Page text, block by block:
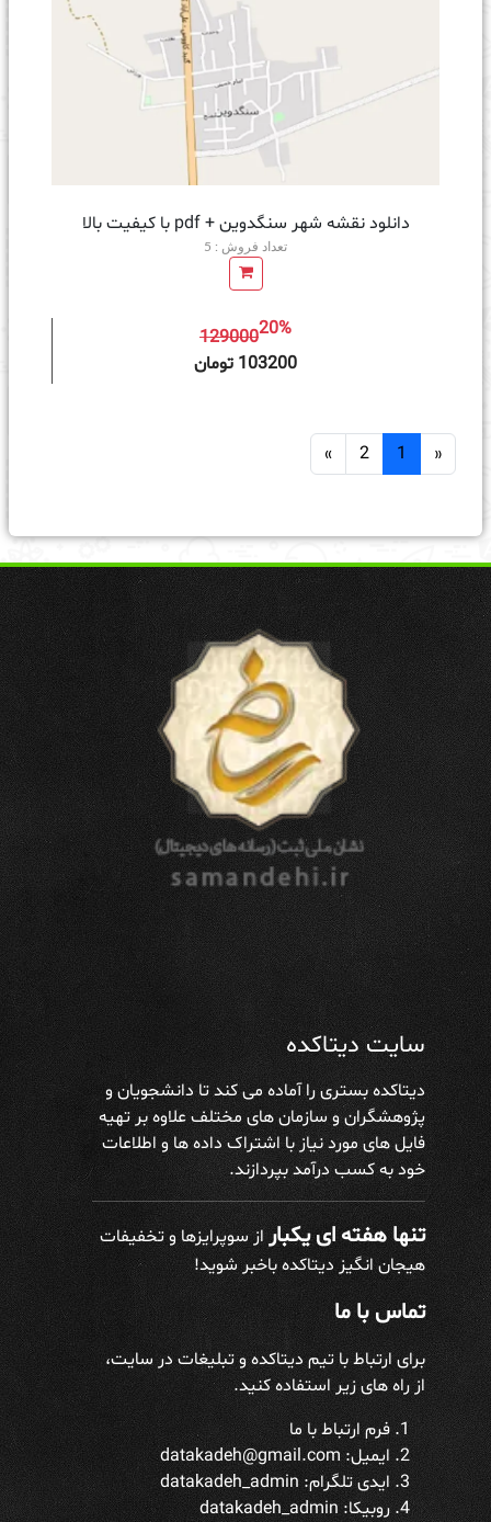
دانلود نقشه شهر سنگدوین + pdf با کیفیت بالا
تعداد فروش : 5
12900020%
103200 تومان
«
1
2
»
سایت دیتاکده
دیتاکده بستری را آماده می کند تا دانشجویان و
پژوهشگران و سازمان های مختلف علاوه بر تهیه
فایل های مورد نیاز با اشتراک داده ها و اطلاعات
خود به کسب درآمد بپردازند.
تنها هفته ای یکباراز سوپرایزها و تخفیفات
هیجان انگیز دیتاکده باخبر شوید!
تماس با ما
برای ارتباط با تیم دیتاکده و تبلیغات در سایت،
از راه های زیر استفاده کنید.
فرم ارتباط با ما
ایمیل: datakadeh@gmail.com
ایدی تلگرام:datakadeh_admin
روبیکا: datakadeh_admin